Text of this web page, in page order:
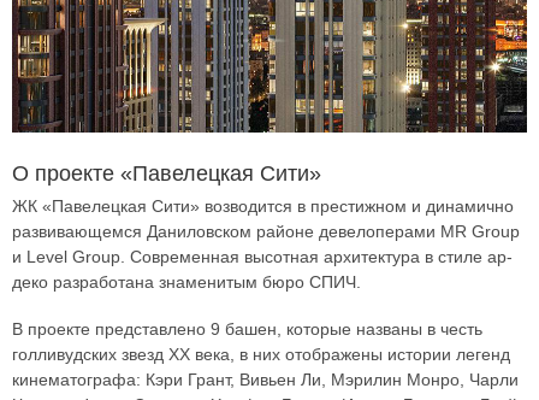
О проекте «Павелецкая Сити»
ЖК «Павелецкая Сити» возводится в престижном и динамично
развивающемся Даниловском районе девелоперами MR Group
и Level Group. Современная высотная архитектура в стиле ар-
деко разработана знаменитым бюро СПИЧ.
В проекте представлено 9 башен, которые названы в честь
голливудских звезд ХХ века, в них отображены истории легенд
кинематографа: Кэри Грант, Вивьен Ли, Мэрилин Монро, Чарли